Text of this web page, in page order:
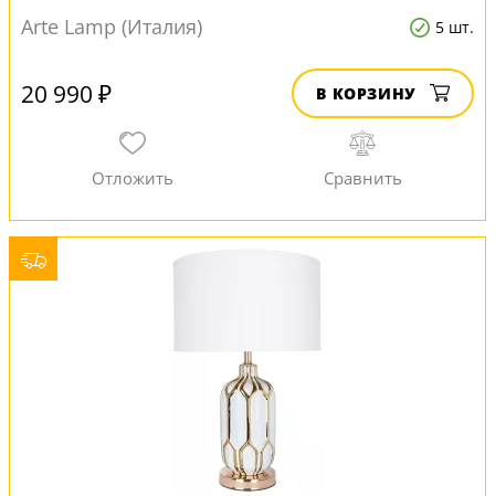
Arte Lamp (Италия)
5 шт.
20 990 ₽ В КОРЗИНУ